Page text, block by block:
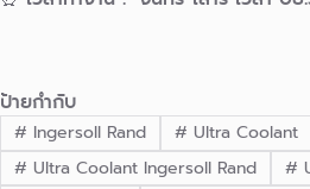
ป้ายกำกับ
# Ingersoll Rand # Ultra Coolant
# Ultra Coolant Ingersoll Rand #